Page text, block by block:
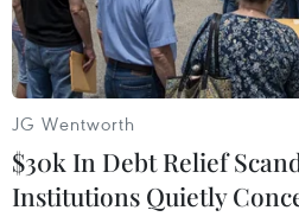
Quốc.
JG Wentworth
$30k In Debt Relief
Institutions Quietly